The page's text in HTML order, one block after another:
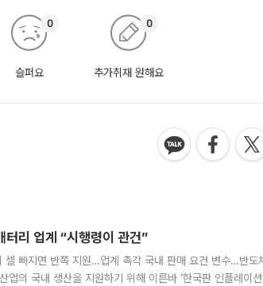
슬퍼요
0
추가취재 원해요
0
터리 업계 “시행령이 관건”
셀 빠지면 반쪽 지원…업계 촉각 국내 판매 요건 변수…반도
업의 국내 생산을 지원하기 위해 이른바 ‘한국판 인플레이